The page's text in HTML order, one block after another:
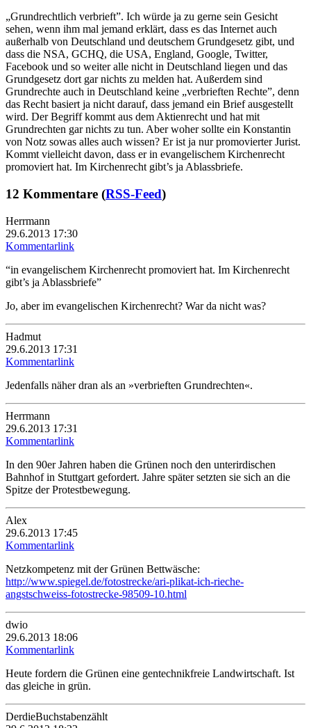
„Grundrechtlich verbrieft”. Ich würde ja zu gerne sein Gesicht
sehen, wenn ihm mal jemand erklärt, dass es das Internet auch
außerhalb von Deutschland und deutschem Grundgesetz gibt, und
dass die NSA, GCHQ, die USA, England, Google, Twitter,
Facebook und so weiter alle nicht in Deutschland liegen und das
Grundgesetz dort gar nichts zu melden hat. Außerdem sind
Grundrechte auch in Deutschland keine „verbrieften Rechte”, denn
das Recht basiert ja nicht darauf, dass jemand ein Brief ausgestellt
wird. Der Begriff kommt aus dem Aktienrecht und hat mit
Grundrechten gar nichts zu tun. Aber woher sollte ein Konstantin
von Notz sowas alles auch wissen? Er ist ja nur promovierter Jurist.
Kommt vielleicht davon, dass er in evangelischem Kirchenrecht
promoviert hat. Im Kirchenrecht gibt’s ja Ablassbriefe.
12 Kommentare (RSS-Feed)
Herrmann
29.6.2013 17:30
Kommentarlink
“in evangelischem Kirchenrecht promoviert hat. Im Kirchenrecht
gibt’s ja Ablassbriefe”
Jo, aber im evangelischen Kirchenrecht? War da nicht was?
Hadmut
29.6.2013 17:31
Kommentarlink
Jedenfalls näher dran als an »verbrieften Grundrechten«.
Herrmann
29.6.2013 17:31
Kommentarlink
In den 90er Jahren haben die Grünen noch den unterirdischen
Bahnhof in Stuttgart gefordert. Jahre später setzten sie sich an die
Spitze der Protestbewegung.
Alex
29.6.2013 17:45
Kommentarlink
Netzkompetenz mit der Grünen Bettwäsche:
http://www.spiegel.de/fotostrecke/ari-plikat-ich-rieche-
angstschweiss-fotostrecke-98509-10.html
dwio
29.6.2013 18:06
Kommentarlink
Heute fordern die Grünen eine gentechnikfreie Landwirtschaft. Ist
das gleiche in grün.
DerdieBuchstabenzählt